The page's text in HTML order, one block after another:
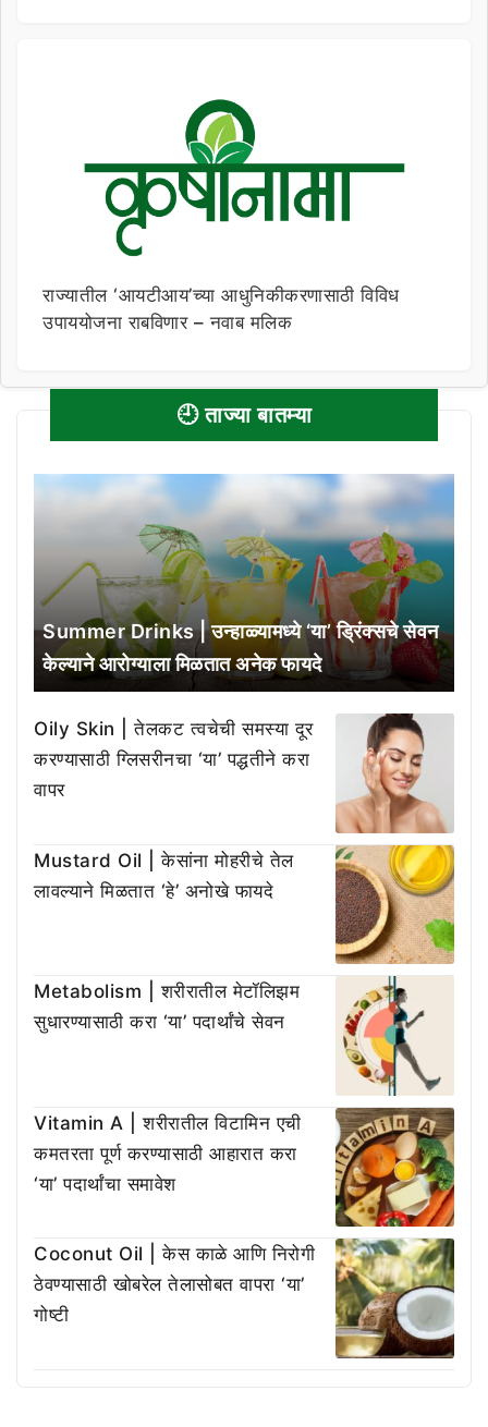
राज्यातील ‘आयटीआय’च्या आधुनिकीकरणासाठी विविध
उपाययोजना राबविणार – नवाब मलिक
🕘 ताज्या बातम्या
Summer Drinks | उन्हाळ्यामध्ये ‘या’ ड्रिंक्सचे सेवन
केल्याने आरोग्याला मिळतात अनेक फायदे
Oily Skin | तेलकट त्वचेची समस्या दूर
करण्यासाठी ग्लिसरीनचा ‘या’ पद्धतीने करा
वापर
Mustard Oil | केसांना मोहरीचे तेल
लावल्याने मिळतात ‘हे’ अनोखे फायदे
Metabolism | शरीरातील मेटॉलिझम
सुधारण्यासाठी करा ‘या’ पदार्थांचे सेवन
Vitamin A | शरीरातील विटामिन एची
कमतरता पूर्ण करण्यासाठी आहारात करा
‘या’ पदार्थांचा समावेश
Coconut Oil | केस काळे आणि निरोगी
ठेवण्यासाठी खोबरेल तेलासोबत वापरा ‘या’
गोष्टी